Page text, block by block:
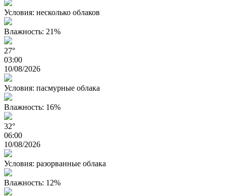
Условия: несколько облаков
Влажность: 21%
27°
03:00
10/08/2026
Условия: пасмурные облака
Влажность: 16%
32°
06:00
10/08/2026
Условия: разорванные облака
Влажность: 12%